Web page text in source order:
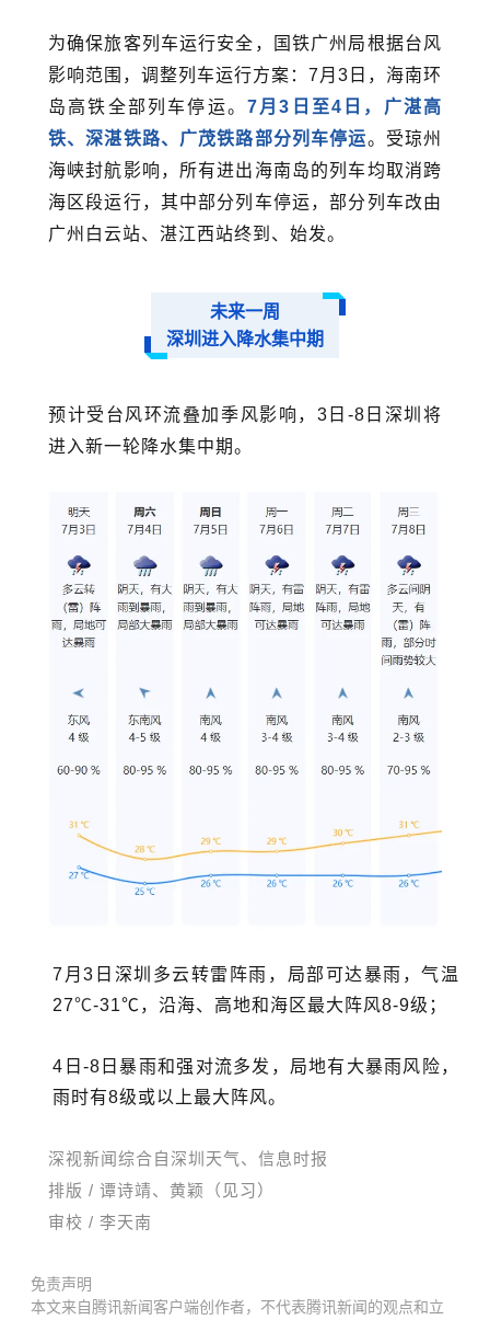
为确保旅客列车运行安全，国铁广州局根据台风
影响范围，调整列车运行方案：7月3日，海南环
岛高铁全部列车停运。 7月3日至4日，广湛高
铁、深湛铁路、广茂铁路部分列车停运。受琼州
海峡封航影响，所有进出海南岛的列车均取消跨
海区段运行，其中部分列车停运，部分列车改由
广州白云站、湛江西站终到、始发。
未来一周
深圳进入降水集中期
预计受台风环流叠加季风影响，3日-8日深圳将
进入新一轮降水集中期。
7月3日深圳多云转雷阵雨，局部可达暴雨，气温
27℃-31℃，沿海、高地和海区最大阵风8-9级；
4日-8日暴雨和强对流多发，局地有大暴雨风险，
雨时有8级或以上最大阵风。
深视新闻综合自深圳天气、信息时报
排版 / 谭诗靖、黄颖（见习）
审校 / 李天南
免责声明
本文来自腾讯新闻客户端创作者，不代表腾讯新闻的观点和立